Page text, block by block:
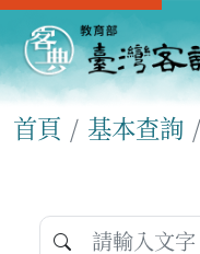
首頁 基本查詢